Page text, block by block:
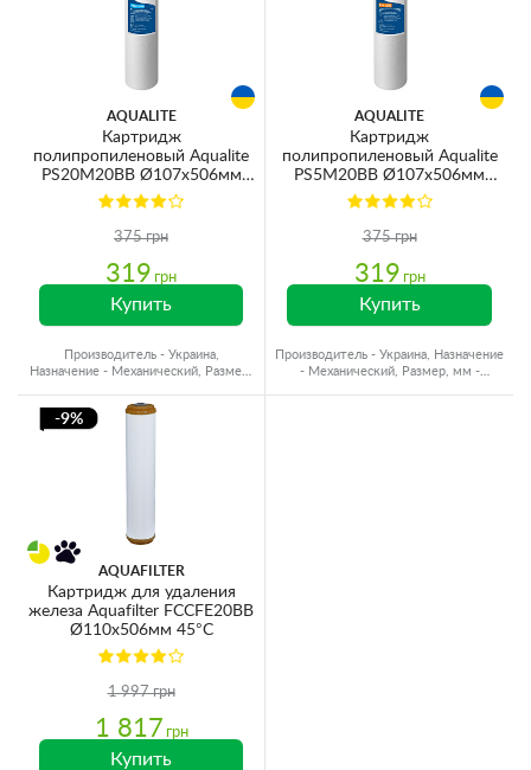
AQUALITE
Картридж
полипропиленовый Aqualite
PS20M20BB Ø107x506мм
20mcr 45°C (очистка от
механических примесей)
375 грн
319 грн
Купить
Производитель - Украина,
Назначение - Механический, Размер,
AQUALITE
Картридж
полипропиленовый Aqualite
PS5M20BB Ø107x506мм
5mcr 45°C (очистка от
механических примесей)
375 грн
319 грн
Купить
Производитель - Украина, Назначение
- Механический, Размер, мм -
-9%
AQUAFILTER
Картридж для удаления
железа Aquafilter FCCFE20BB
Ø110x506мм 45°C
1 997 грн
1 817 грн
Купить